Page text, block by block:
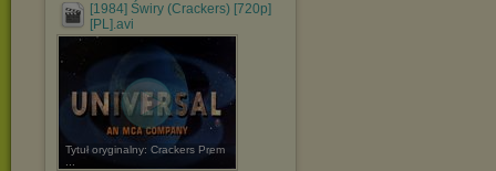
[1984] Świry (Crackers) [720p]
[PL].avi
Tytuł oryginalny: Crackers Prem